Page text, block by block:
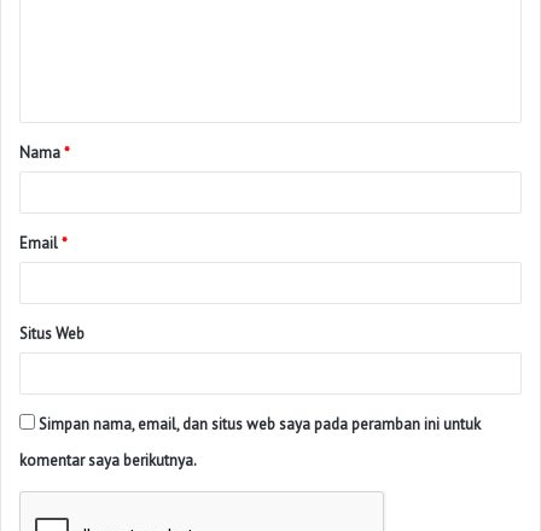
Nama*
Email*
Situs Web
Simpan nama, email, dan situs web saya pada peramban ini untuk
komentar saya berikutnya.